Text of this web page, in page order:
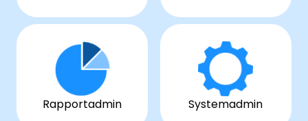
Rapportadmin Systemadmin